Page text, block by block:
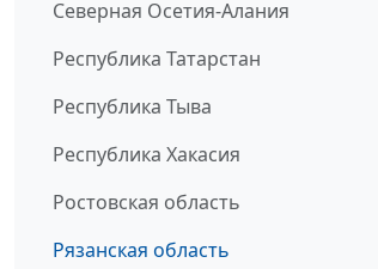
Северная Осетия-Алания
Республика Татарстан
Республика Тыва
Республика Хакасия
Ростовская область
Рязанская область